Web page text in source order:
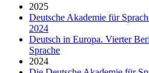
2025
Deutsche Akademie für
2024
Deutsch in Europa. Vierter
Sprache
2024